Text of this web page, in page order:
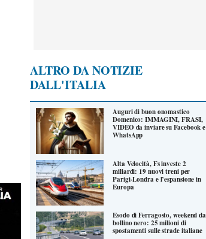
ALTRO DA NOTIZIE
DALL'ITALIA
Auguri di buon onomastico
Domenico: IMMAGINI, FRASI,
VIDEO da inviare su Facebook e
WhatsApp
Alta Velocità, Fs investe 2
miliardi: 19 nuovi treni per
Parigi-Londra e l’espansione in
Europa
Esodo di Ferragosto, weekend da
bollino nero: 25 milioni di
spostamenti sulle strade italiane